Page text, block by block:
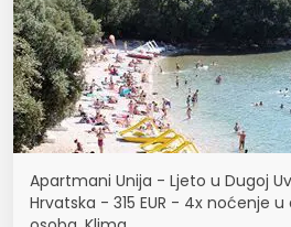
Apartmani Unija - Ljeto u Dugoj
Hrvatska - 315 EUR - 4x noćenje